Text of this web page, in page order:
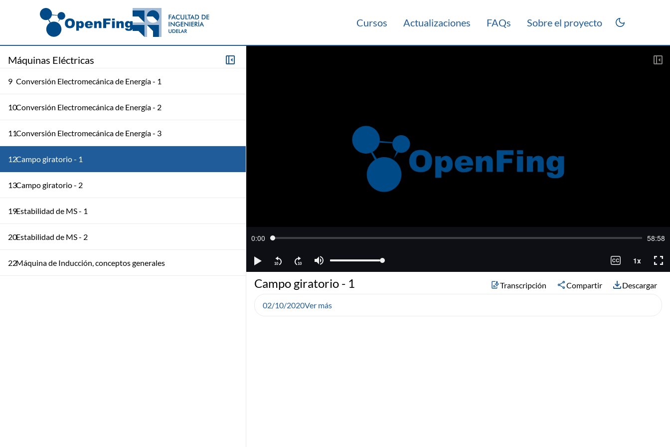
Cursos Actualizaciones FAQs Sobre el proyecto
Máquinas Eléctricas
9 Conversión Electromecánica de Energía - 1
10Conversión Electromecánica de Energía - 2
11Conversión Electromecánica de Energía - 3
12Campo giratorio - 1
13Campo giratorio - 2
19Estabilidad de MS - 1
20Estabilidad de MS - 2
22Máquina de Inducción, conceptos generales
Campo giratorio - 1 Transcripción Compartir Descargar
02/10/2020Ver más